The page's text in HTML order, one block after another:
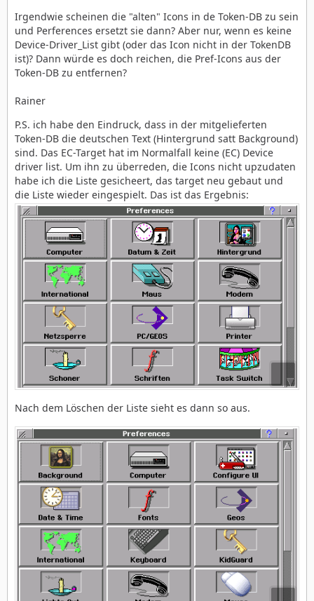
Irgendwie scheinen die "alten" Icons in de Token-DB zu sein
und Perferences ersetzt sie dann? Aber nur, wenn es keine
Device-Driver_List gibt (oder das Icon nicht in der TokenDB
ist)? Dann würde es doch reichen, die Pref-Icons aus der
Token-DB zu entfernen?
Rainer
P.S. ich habe den Eindruck, dass in der mitgelieferten
Token-DB die deutschen Text (Hintergrund satt Background)
sind. Das EC-Target hat im Normalfall keine (EC) Device
driver list. Um ihn zu überreden, die Icons nicht upzudaten
habe ich die Liste gesicheert, das target neu gebaut und
die Liste wieder eingespielt. Das ist das Ergebnis:
Nach dem Löschen der Liste sieht es dann so aus.